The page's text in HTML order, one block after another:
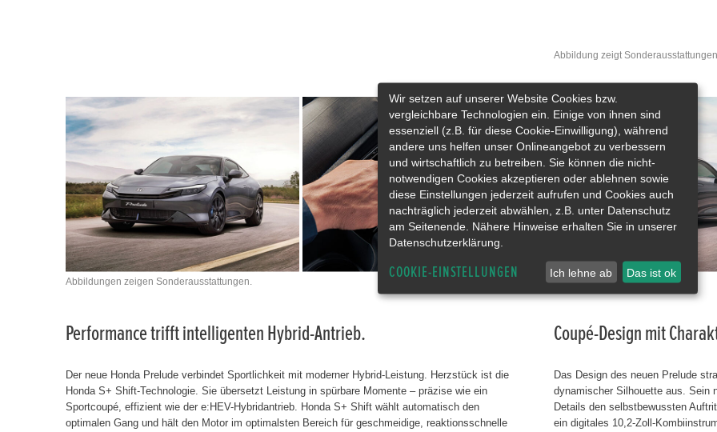
Abbildung zeigt Sonderausstattungen.
Abbildungen zeigen Sonderausstattungen.
Performance trifft intelligenten Hybrid-Antrieb.
Der neue Honda Prelude verbindet Sportlichkeit mit moderner Hybrid-Leistung. Herzstück ist die
Honda S+ Shift-Technologie. Sie übersetzt Leistung in spürbare Momente – präzise wie ein
Sportcoupé, effizient wie der e:HEV-Hybridantrieb. Honda S+ Shift wählt automatisch den
optimalen Gang und hält den Motor im optimalsten Bereich für geschmeidige, reaktionsschnelle
Coupé-Design mit
Das Design des neuen Prelude
dynamischer Silhouette aus. Sein
Details den selbstbewussten
ein digitales 10,2-Zoll-
Wir setzen auf unserer Website Cookies bzw.
vergleichbare Technologien ein. Einige von ihnen sind
essenziell (z.B. für diese Cookie-Einwilligung), während
andere uns helfen unser Onlineangebot zu verbessern
und wirtschaftlich zu betreiben. Sie können die nicht-
notwendigen Cookies akzeptieren oder ablehnen sowie
diese Einstellungen jederzeit aufrufen und Cookies auch
nachträglich jederzeit abwählen, z.B. unter Datenschutz
am Seitenende. Nähere Hinweise erhalten Sie in unserer
Datenschutzerklärung.
COOKIE-EINSTELLUNGEN Ich lehne ab Das ist ok